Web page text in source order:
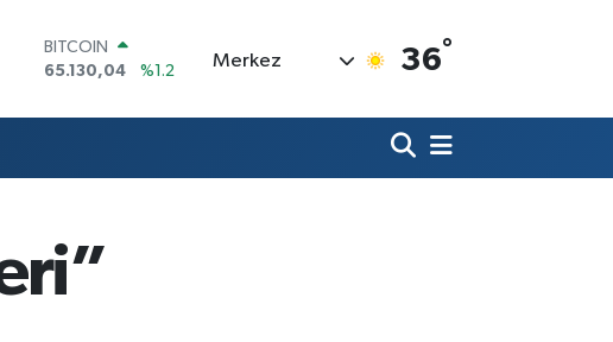
DOLAR
47,7106
%0.17
55,1652
%0.27
13.773
Merkez 36°